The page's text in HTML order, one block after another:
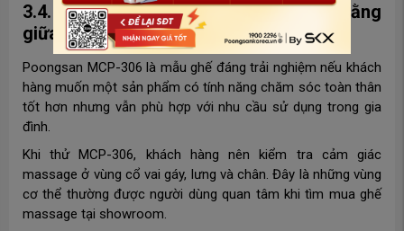
3.4. Poongsan MCP-306 lựa chọn cân bằng
giữa tính năng và trải nghiệm
Poongsan MCP-306 là mẫu ghế đáng trải nghiệm nếu khách
hàng muốn một sản phẩm có tính năng chăm sóc toàn thân
tốt hơn nhưng vẫn phù hợp với nhu cầu sử dụng trong gia
đình.
Khi thử MCP-306, khách hàng nên kiểm tra cảm giác
massage ở vùng cổ vai gáy, lưng và chân. Đây là những vùng
cơ thể thường được người dùng quan tâm khi tìm mua ghế
massage tại showroom.